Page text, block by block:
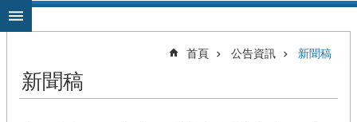
跳到主要內容區塊
首頁 公告資訊 新聞稿
新聞稿